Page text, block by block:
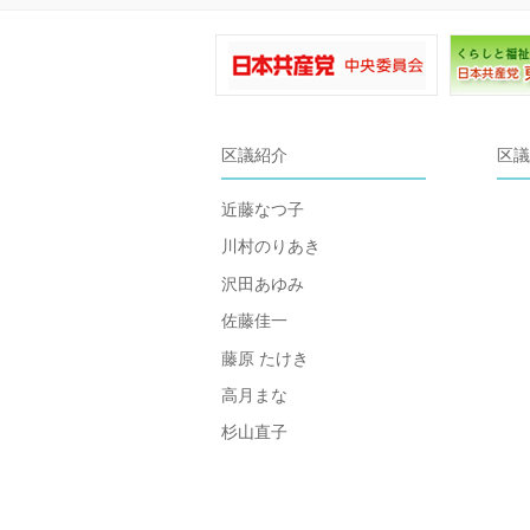
区議紹介
近藤なつ子
川村のりあき
沢田あゆみ
佐藤佳一
藤原 たけき
高月まな
杉山直子
区